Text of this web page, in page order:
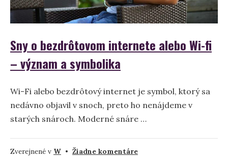
Sny o bezdrôtovom internete alebo Wi-fi
– význam a symbolika
Wi-Fi alebo bezdrôtový internet je symbol, ktorý sa
nedávno objavil v snoch, preto ho nenájdeme v
starých snároch. Moderné snáre …
Zverejnené v W • Žiadne komentárena